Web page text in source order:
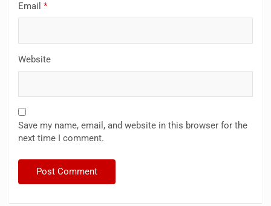
Email *
Website
Save my name, email, and website in this browser for the
next time I comment.